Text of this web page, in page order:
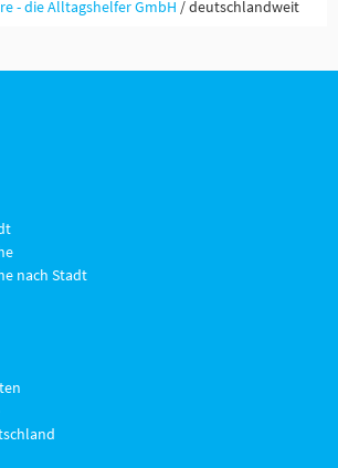
- die Alltagshelfer GmbH / deutschlandweit
nach Stadt